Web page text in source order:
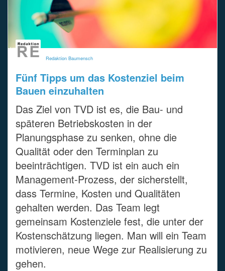
Redaktion Baumensch
Fünf Tipps um das Kostenziel beim
Bauen einzuhalten
Das Ziel von TVD ist es, die Bau- und
späteren Betriebskosten in der
Planungsphase zu senken, ohne die
Qualität oder den Terminplan zu
beeinträchtigen. TVD ist ein auch ein
Management-Prozess, der sicherstellt,
dass Termine, Kosten und Qualitäten
gehalten werden. Das Team legt
gemeinsam Kostenziele fest, die unter der
Kostenschätzung liegen. Man will ein Team
motivieren, neue Wege zur Realisierung zu
gehen.